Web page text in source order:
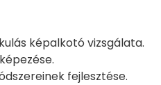
képalkotó vizsgálata.
fejlesztése.